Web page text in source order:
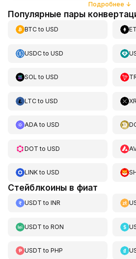
Подробнее ↓
Популярные пары
BTCto USD
USDCto USD
SOL to USD
LTCto USD
ADAto USD
DOT to USD
LINKto USD
Стейблкоины в фиат
USDT to INR
USDT to RON
USDT to PHP